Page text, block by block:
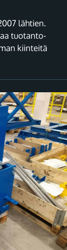
lähtien.
tuotanto-
kiinteitä